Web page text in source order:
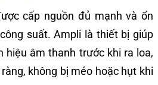
cấp nguồn đủ mạnh và ổn
suất. Ampli là thiết bị giúp
hiệu âm thanh trước khi ra loa,
không bị méo hoặc hụt khi